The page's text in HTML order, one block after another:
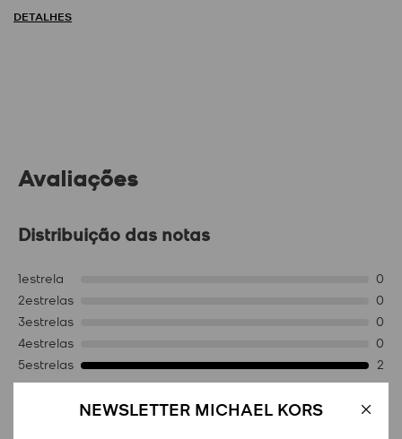
NEWSLETTER MICHAEL KORS
DETALHES
Avaliações
Distribuição das notas
1estrela
0
2estrelas
0
3estrelas
0
4estrelas
0
5estrelas 2
Nota média